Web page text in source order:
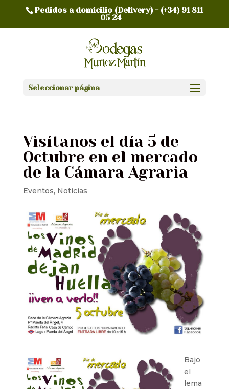
Pedidos a domicilio (Delivery) - (+34) 91 811
05 24
Seleccionar página
Visítanos el día 5 de
Octubre en el mercado
de la Cámara Agraria
Eventos, Noticias
Bajo
el
lema